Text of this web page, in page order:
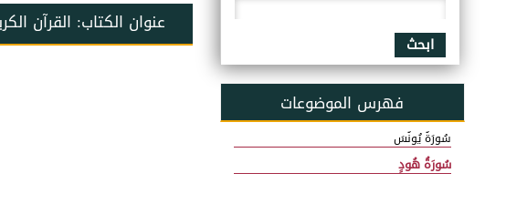
عنوان الكتاب: القرآن
ابحث
فهرس الموضوعات
سُورَةُ يُونُسَ
سُورَةُ هُودٍ